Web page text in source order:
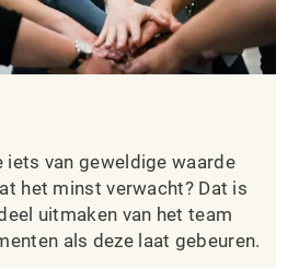
iets van geweldige waarde
het minst verwacht? Dat is
uitmaken van het team
als deze laat gebeuren.